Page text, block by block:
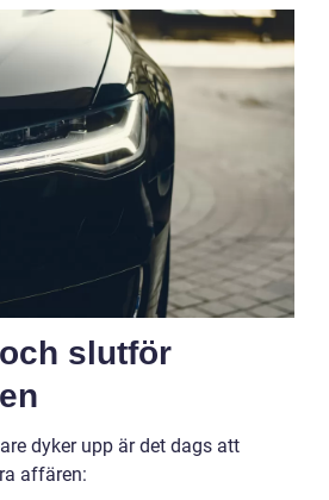
slutför
dyker upp är det dags att
affären: